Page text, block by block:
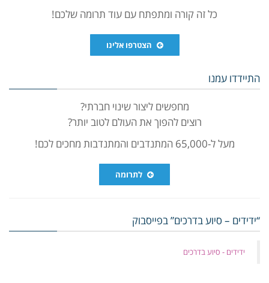
כל זה קורה ומתפתח עם עוד תרומה שלכם!
הצטרפו אלינו
התיידדו עמנו
מחפשים ליצור שינוי חברתי?
רוצים להפוך את העולם לטוב יותר?
מעל ל-65,000 המתנדבים והמתנדבות מחכים לכם!
לתרומה
“ידידים – סיוע בדרכים” בפייסבוק
‏ידידים - סיוע בדרכים